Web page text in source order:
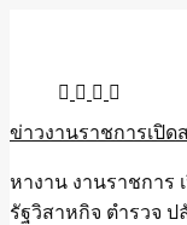
ข่าวงานราชการเปิด
หางาน งานราชการ
รัฐวิสาหกิจ ตำรวจ ป